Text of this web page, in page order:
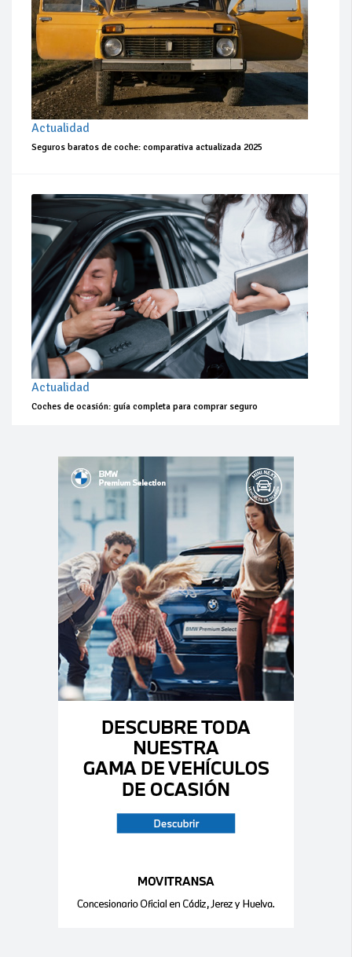
Actualidad
Seguros baratos de coche: comparativa actualizada 2025
Actualidad
Coches de ocasión: guía completa para comprar seguro